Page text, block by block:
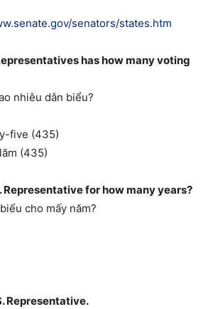
senators/states.htm
has how many voting
nhiêu dân biểu?
five (435)
(435)
Representative for how many years?
cho mấy năm?
Representative.